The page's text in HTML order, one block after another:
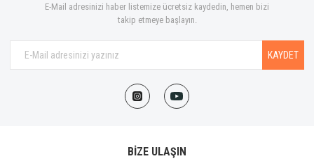
E-Mail adresinizi haber listemize ücretsiz kaydedin, hemen bizi
takip etmeye başlayın.
KAYDET
BİZE ULAŞIN